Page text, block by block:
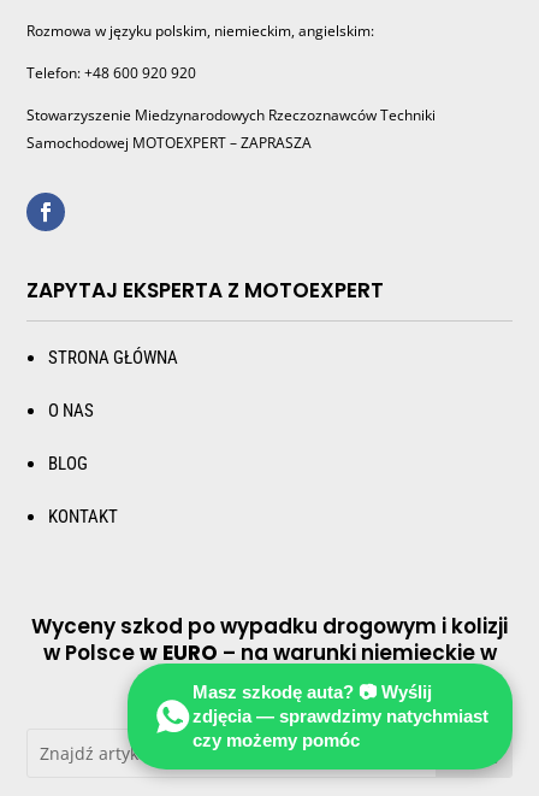
Rozmowa w języku polskim, niemieckim, angielskim:
Telefon: +48 600 920 920
Stowarzyszenie Miedzynarodowych Rzeczoznawców Techniki
Samochodowej MOTOEXPERT – ZAPRASZA
ZAPYTAJ EKSPERTA Z MOTOEXPERT
STRONA GŁÓWNA
O NAS
BLOG
KONTAKT
Wyceny szkod po wypadku drogowym i kolizji
w Polscew EURO – na warunki niemieckie w
EURO
Masz szkodę auta? 📷 Wyślij
zdjęcia — sprawdzimy natychmiast
czy możemy pomóc